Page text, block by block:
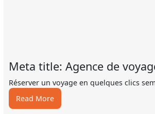
Meta title: Agence de
Réserver un voyage en quelques clics
Read More:
Meta